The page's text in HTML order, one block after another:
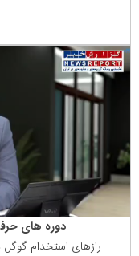
دوره های
رازهای استخدام